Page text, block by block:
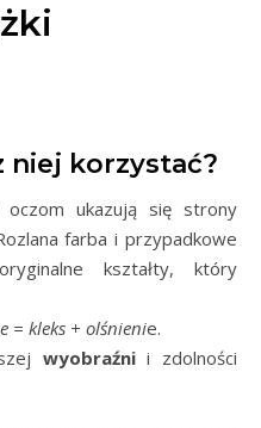
niej korzystać?
oczom ukazują się strony
farba i przypadkowe
kształty, który
= kleks + olśnienie.
wyobraźnii zdolności